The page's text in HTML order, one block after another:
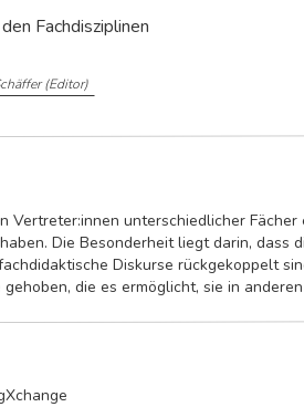
Fachdisziplinen
(Editor)
Vertreter:innen unterschiedlicher
Die Besonderheit liegt darin, dass
Diskurse rückgekoppelt
die es ermöglicht, sie in